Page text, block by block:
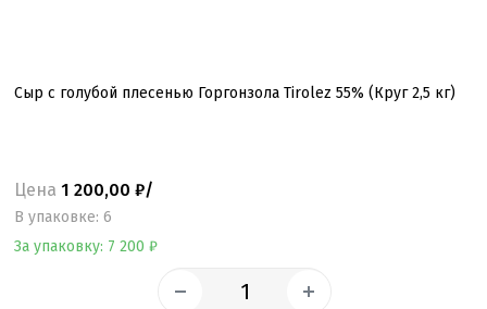
Сыр с голубой плесенью Горгонзола Tirolez 55% (Круг 2,5 кг)
Цена 1 200,00 ₽/
B упаковке: 6
За упаковку: 7 200 ₽